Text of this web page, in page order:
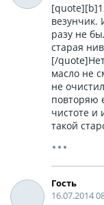
везунчик.
разу не
старая
[/
масло не
не
повторяю
чистоте и
такой
Гость
16.07.2014